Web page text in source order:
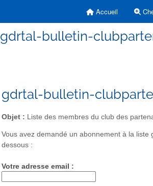
Accueil
gdrtal-bulletin-
gdrtal-bulletin-
Objet : Liste des membres du club des
Vous avez demandé un abonnement à la
dessous :
Votre adresse email :